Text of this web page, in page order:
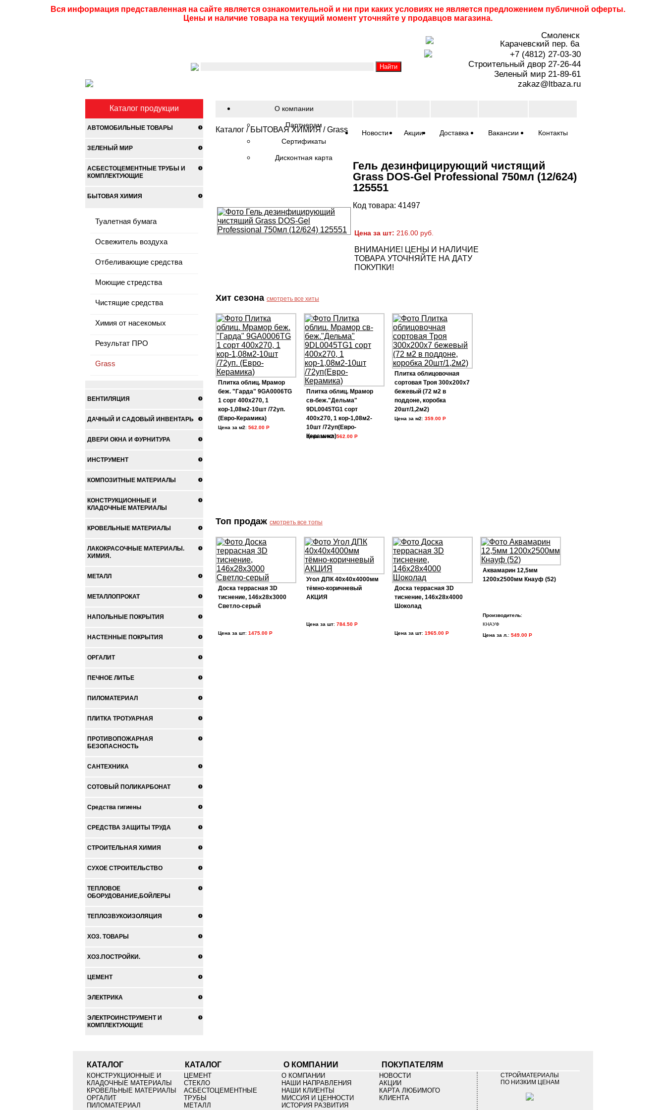
Вся информация представленная на сайте является ознакомительной и ни при каких условиях не является предложением публичной оферты.
Цены и наличие товара на текущий момент уточняйте у продавцов магазина.
Смоленск
Карачевский пер. 6a
+7 (4812) 27-03-30
Строительный двор 27-26-44
Зеленый мир 21-89-61
zakaz@ltbaza.ru
Каталог продукции
АВТОМОБИЛЬНЫЕ ТОВАРЫ
ЗЕЛЕНЫЙ МИР
АСБЕСТОЦЕМЕНТНЫЕ ТРУБЫ И
КОМПЛЕКТУЮЩИЕ
БЫТОВАЯ ХИМИЯ
Туалетная бумага
Освежитель воздуха
Отбеливающие средства
Моющие стредства
Чистящие средства
Химия от насекомых
Результат ПРО
Grass
ВЕНТИЛЯЦИЯ
ДАЧНЫЙ И САДОВЫЙ ИНВЕНТАРЬ
ДВЕРИ ОКНА И ФУРНИТУРА
ИНСТРУМЕНТ
КОМПОЗИТНЫЕ МАТЕРИАЛЫ
КОНСТРУКЦИОННЫЕ И
КЛАДОЧНЫЕ МАТЕРИАЛЫ
КРОВЕЛЬНЫЕ МАТЕРИАЛЫ
ЛАКОКРАСОЧНЫЕ МАТЕРИАЛЫ.
ХИМИЯ.
МЕТАЛЛ
МЕТАЛЛОПРОКАТ
НАПОЛЬНЫЕ ПОКРЫТИЯ
НАСТЕННЫЕ ПОКРЫТИЯ
ОРГАЛИТ
ПЕЧНОЕ ЛИТЬЕ
ПИЛОМАТЕРИАЛ
ПЛИТКА ТРОТУАРНАЯ
ПРОТИВОПОЖАРНАЯ
БЕЗОПАСНОСТЬ
САНТЕХНИКА
СОТОВЫЙ ПОЛИКАРБОНАТ
Средства гигиены
СРЕДСТВА ЗАЩИТЫ ТРУДА
СТРОИТЕЛЬНАЯ ХИМИЯ
СУХОЕ СТРОИТЕЛЬСТВО
ТЕПЛОВОЕ
ОБОРУДОВАНИЕ,БОЙЛЕРЫ
ТЕПЛОЗВУКОИЗОЛЯЦИЯ
ХОЗ. ТОВАРЫ
ХОЗ.ПОСТРОЙКИ.
ЦЕМЕНТ
ЭЛЕКТРИКА
ЭЛЕКТРОИНСТРУМЕНТ И
КОМПЛЕКТУЮЩИЕ
О компании
Партнерам
Сертификаты
Дисконтная карта
Новости Акции Доставка Вакансии Контакты
Каталог / БЫТОВАЯ ХИМИЯ/Grass
Гель дезинфицирующий чистящий
Grass DOS-Gel Professional 750мл (12/624)
125551
Код товара: 41497
Цена за шт: 216.00 руб.
ВНИМАНИЕ! ЦЕНЫ И НАЛИЧИЕ
ТОВАРА УТОЧНЯЙТЕ НА ДАТУ
ПОКУПКИ!
Хит сезона смотреть все хиты
Плитка облиц. Мрамор
беж. "Гарда" 9GA0006TG
1 сорт 400х270, 1
кор-1,08м2-10шт /72уп.
(Евро-Керамика)
Цена за м2: 562.00 Р
Плитка облиц. Мрамор
св-беж."Дельма"
9DL0045TG1 сорт
400х270, 1 кор-1,08м2-
10шт /72уп(Евро-
Керамика)
Цена за м2:562.00 Р
Плитка облицовочная
сортовая Троя 300х200х7
бежевый (72 м2 в
поддоне, коробка
20шт/1,2м2)
Цена за м2: 359.00 Р
Топ продаж смотреть все топы
Доска террасная 3D
тиснение, 146х28х3000
Светло-серый
Цена за шт: 1475.00 Р
Угол ДПК 40х40х4000мм
тёмно-коричневый
АКЦИЯ
Цена за шт: 784.50 Р
Доска террасная 3D
тиснение, 146х28х4000
Шоколад
Цена за шт: 1965.00 Р
Аквамарин 12,5мм
1200х2500мм Кнауф (52)
Производитель:
КНАУФ
Цена за л. : 549.00 Р
КАТАЛОГ КАТАЛОГ О КОМПАНИИ ПОКУПАТЕЛЯМ
КОНСТРУКЦИОННЫЕ И
КЛАДОЧНЫЕ МАТЕРИАЛЫ
КРОВЕЛЬНЫЕ МАТЕРИАЛЫ
ОРГАЛИТ
ПИЛОМАТЕРИАЛ
ЦЕМЕНТ
СТЕКЛО
АСБЕСТОЦЕМЕНТНЫЕ
ТРУБЫ
МЕТАЛЛ
О КОМПАНИИ
НАШИ НАПРАВЛЕНИЯ
НАШИ КЛИЕНТЫ
МИССИЯ И ЦЕННОСТИ
ИСТОРИЯ РАЗВИТИЯ
НОВОСТИ
АКЦИИ
КАРТА ЛЮБИМОГО
КЛИЕНТА
СТРОЙМАТЕРИАЛЫ
ПО НИЗКИМ ЦЕНАМ